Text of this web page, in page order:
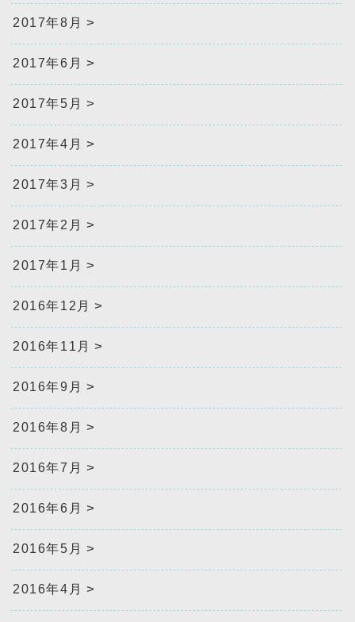
2017年8月
2017年6月
2017年5月
2017年4月
2017年3月
2017年2月
2017年1月
2016年12月
2016年11月
2016年9月
2016年8月
2016年7月
2016年6月
2016年5月
2016年4月